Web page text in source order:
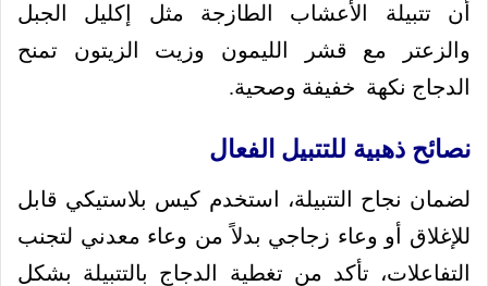
أن تتبيلة الأعشاب الطازجة مثل إكليل الجبل
والزعتر مع قشر الليمون وزيت الزيتون تمنح
الدجاج نكهة خفيفة وصحية.
نصائح ذهبية للتتبيل الفعال
لضمان نجاح التتبيلة، استخدم كيس بلاستيكي قابل
للإغلاق أو وعاء زجاجي بدلاً من وعاء معدني لتجنب
التفاعلات، تأكد من تغطية الدجاج بالتتبيلة بشكل